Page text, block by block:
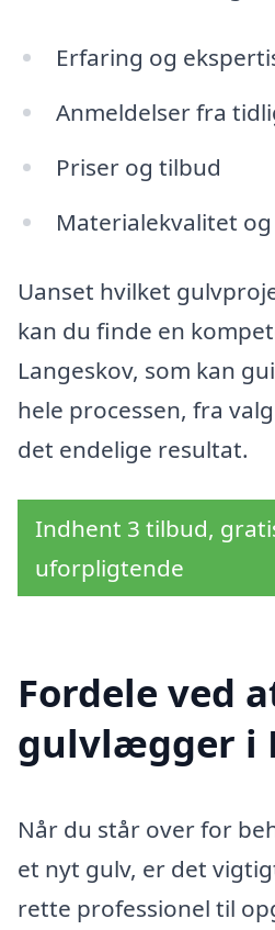
Erfaring og
Anmeldelser fra
Priser og tilbud
Materialekvalitet
Uanset hvilket
kan du finde en
Langeskov, som kan
hele processen, fra
det endelige resultat.
Indhent 3 tilbud,
uforpligtende
Fordele ved
gulvlægger i
Når du står over for
et nyt gulv, er det
rette professionel til